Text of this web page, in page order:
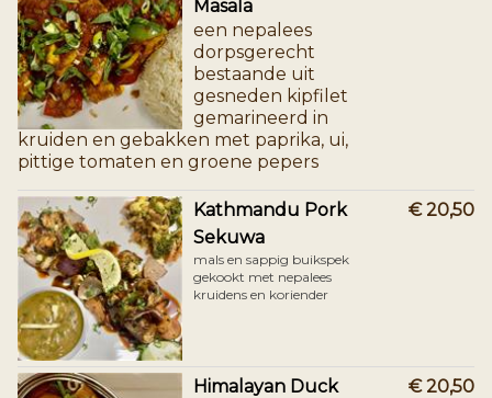
Masala
een nepalees
dorpsgerecht
bestaande uit
gesneden kipfilet
gemarineerd in
kruiden en gebakken met paprika, ui,
pittige tomaten en groene pepers
Kathmandu Pork
Sekuwa
mals en sappig buikspek
gekookt met nepalees
kruidens en koriender
€ 20,50
Himalayan Duck € 20,50